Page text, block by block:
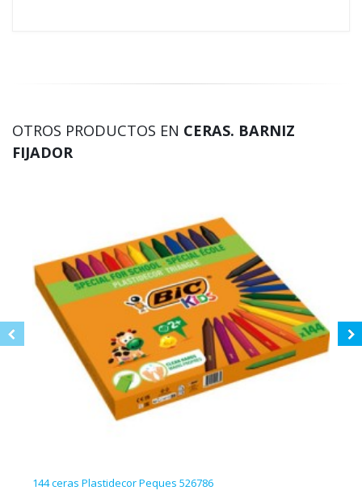
OTROS PRODUCTOS EN CERAS. BARNIZ
FIJADOR
144 ceras Plastidecor Peques 526786